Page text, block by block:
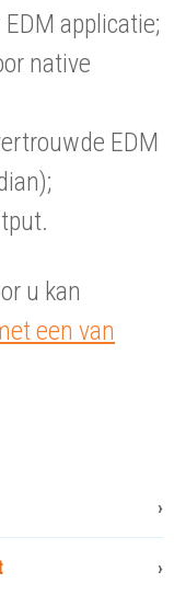
applicatie;
native
EDM
u kan
een van